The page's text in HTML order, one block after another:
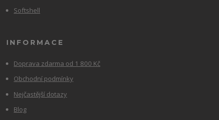
Softshell
INFORMACE
Doprava zdarma od 1 800 Kč
Obchodní podmínky
Nejčastější dotazy
Blog